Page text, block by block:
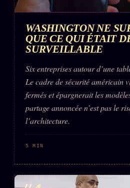
WASHINGTON NE
QUE CE QUI ÉTAIT
SURVEILLABLE
Six entreprises autour d’une
Le cadre de sécurité américain
fermés et épargnerait les
partage annoncée n’est pas le
l’architecture.
5 MIN